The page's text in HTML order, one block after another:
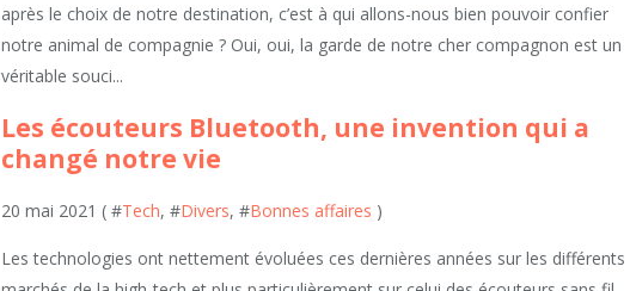
après le choix de notre destination, c’est à qui allons-nous bien pouvoir confier
notre animal de compagnie ? Oui, oui, la garde de notre cher compagnon est un
véritable souci...
Les écouteurs Bluetooth, une invention qui a
changé notre vie
20 mai 2021 ( #Tech, #Divers, #Bonnes affaires )
Les technologies ont nettement évoluées ces dernières années sur les différents